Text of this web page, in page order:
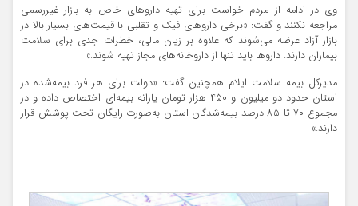
وی در ادامه از مردم خواست برای تهیه داروهای خاص به بازار غیررسمی
مراجعه نکنند و گفت: «برخی داروهای فیک و تقلبی با قیمت‌های بسیار بالا در
بازار آزاد عرضه می‌شوند که علاوه بر زیان مالی، خطرات جدی برای سلامت
بیماران دارند. داروها باید تنها از داروخانه‌های مجاز تهیه شوند.»
مدیرکل بیمه سلامت ایلام همچنین گفت: «دولت برای هر فرد بیمه‌شده در
استان حدود دو میلیون و ۴۵۰ هزار تومان یارانه بیمه‌ای اختصاص داده و در
مجموع ۷۰ تا ۸۵ درصد بیمه‌شدگان استان به‌صورت رایگان تحت پوشش قرار
دارند.»